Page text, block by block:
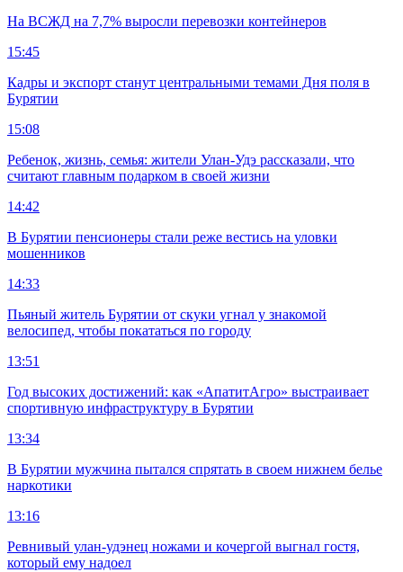
На ВСЖД на 7,7% выросли перевозки контейнеров
15:45
Кадры и экспорт станут центральными темами Дня поля в
Бурятии
15:08
Ребенок, жизнь, семья: жители Улан-Удэ рассказали, что
считают главным подарком в своей жизни
14:42
В Бурятии пенсионеры стали реже вестись на уловки
мошенников
14:33
Пьяный житель Бурятии от скуки угнал у знакомой
велосипед, чтобы покататься по городу
13:51
Год высоких достижений: как «АпатитАгро» выстраивает
спортивную инфраструктуру в Бурятии
13:34
В Бурятии мужчина пытался спрятать в своем нижнем белье
наркотики
13:16
Ревнивый улан-удэнец ножами и кочергой выгнал гостя,
который ему надоел